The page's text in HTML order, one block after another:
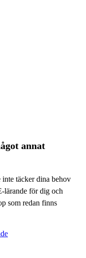
annat
täcker dina behov
lärande för dig och
som redan finns